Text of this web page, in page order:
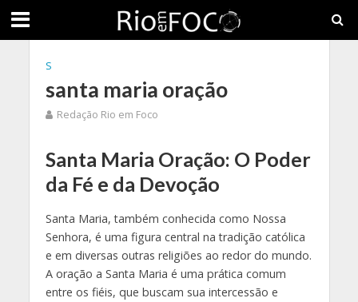
S
santa maria oração
Redação Rio em Foco
Santa Maria Oração: O Poder
da Fé e da Devoção
Santa Maria, também conhecida como Nossa
Senhora, é uma figura central na tradição católica
e em diversas outras religiões ao redor do mundo.
A oração a Santa Maria é uma prática comum
entre os fiéis, que buscam sua intercessão e